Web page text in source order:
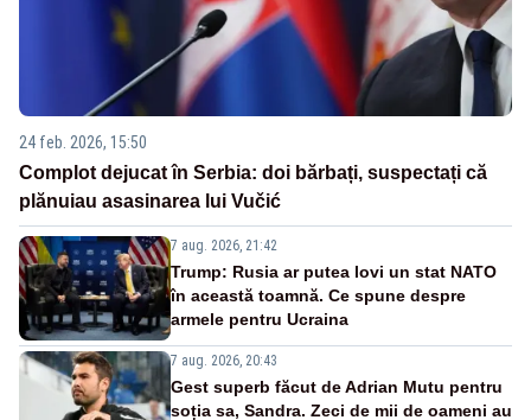
24 feb. 2026, 15:50
Complot dejucat în Serbia: doi bărbați, suspectați că
plănuiau asasinarea lui Vučić
7 aug. 2026, 21:42
Trump: Rusia ar putea lovi un stat NATO
în această toamnă. Ce spune despre
armele pentru Ucraina
7 aug. 2026, 20:43
Gest superb făcut de Adrian Mutu pentru
soția sa, Sandra. Zeci de mii de oameni au